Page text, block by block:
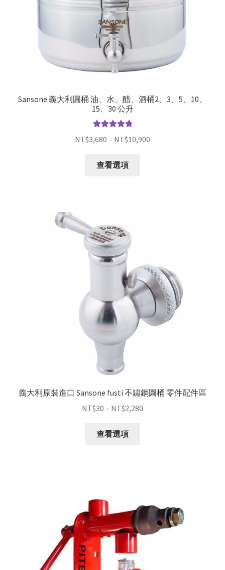
Sansone 義大利圓桶 油、水、醋、酒桶2、3、5、10、
15、30 公升
NT$3,680 – NT$10,900
查看選項
義大利原裝進口 Sansone fusti 不鏽鋼圓桶 零件配件區
NT$30 – NT$2,280
查看選項